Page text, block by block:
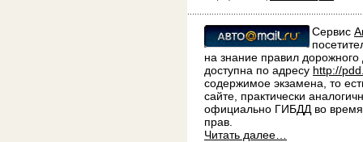
Сервис
на знание правил
доступна по адресу http://
содержимое экзамена, то
сайте, практически
официально ГИБДД во время
прав.
Читать далее…